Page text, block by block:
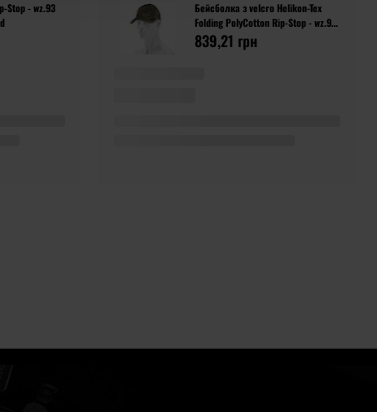
Stop - wz.93
Бейсболка з velcro Helikon-Tex
Folding PolyCotton Rip-Stop - wz.93
Pantera PL Woodland
839,21 грн